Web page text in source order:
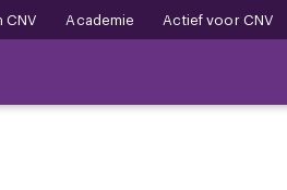
CNV Academie Actief voor CNV